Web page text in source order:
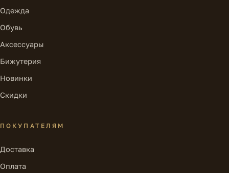
Одежда
Обувь
Аксессуары
Бижутерия
Новинки
Скидки
ПОКУПАТЕЛЯМ
Доставка
Оплата